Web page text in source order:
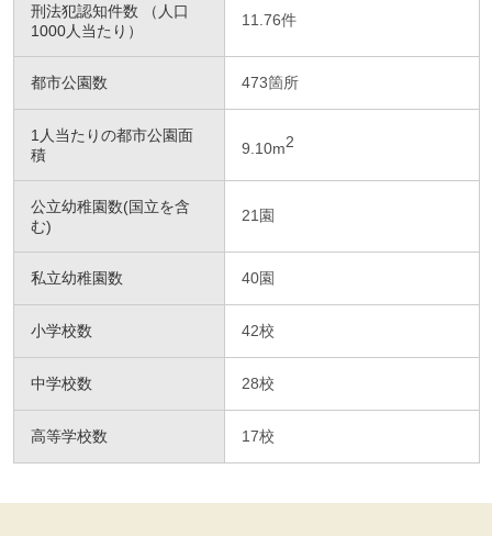
刑法犯認知件数 （人口
1000人当たり）
11.76件
都市公園数 473箇所
1人当たりの都市公園面
積
9.10m2
公立幼稚園数(国立を含
む)
21園
私立幼稚園数 40園
小学校数 42校
中学校数 28校
高等学校数 17校